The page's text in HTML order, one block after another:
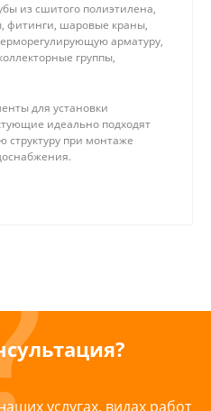
из сшитого полиэтилена,
фитинги, шаровые краны,
арматуру,
группы,
для установки
идеально подходят
структуру при монтаже
услугах, видах работ